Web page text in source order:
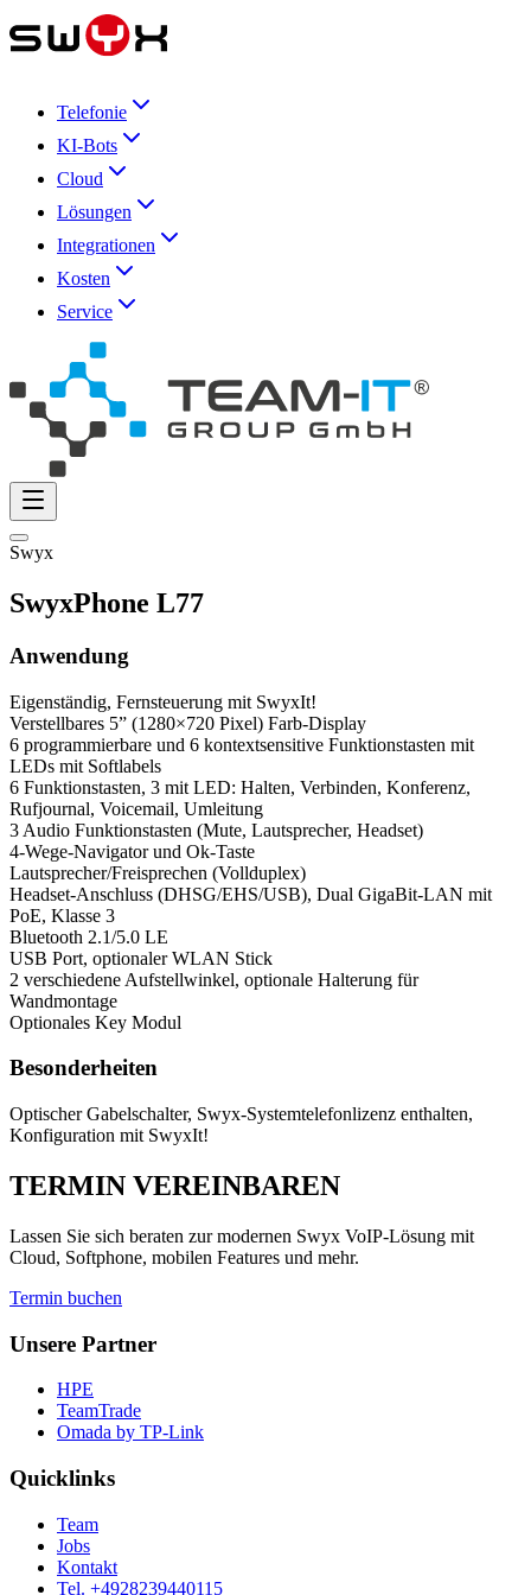
Telefonie
KI-Bots
Cloud
Lösungen
Integrationen
Kosten
Service
Swyx
SwyxPhone L77
Anwendung
Eigenständig, Fernsteuerung mit SwyxIt!
Verstellbares 5” (1280×720 Pixel) Farb-Display
6 programmierbare und 6 kontextsensitive Funktionstasten mit
LEDs mit Softlabels
6 Funktionstasten, 3 mit LED: Halten, Verbinden, Konferenz,
Rufjournal, Voicemail, Umleitung
3 Audio Funktionstasten (Mute, Lautsprecher, Headset)
4-Wege-Navigator und Ok-Taste
Lautsprecher/Freisprechen (Vollduplex)
Headset-Anschluss (DHSG/EHS/USB), Dual GigaBit-LAN mit
PoE, Klasse 3
Bluetooth 2.1/5.0 LE
USB Port, optionaler WLAN Stick
2 verschiedene Aufstellwinkel, optionale Halterung für
Wandmontage
Optionales Key Modul
Besonderheiten
Optischer Gabelschalter, Swyx-Systemtelefonlizenz enthalten,
Konfiguration mit SwyxIt!
TERMIN VEREINBAREN
Lassen Sie sich beraten zur modernen Swyx VoIP-Lösung mit
Cloud, Softphone, mobilen Features und mehr.
Termin buchen
Unsere Partner
HPE
TeamTrade
Omada by TP-Link
Quicklinks
Team
Jobs
Kontakt
Tel. +4928239440115